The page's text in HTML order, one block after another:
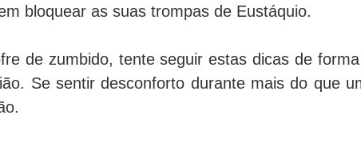
bloquear as suas trompas de Eustáquio.
de zumbido, tente seguir estas dicas de
Se sentir desconforto durante mais do que